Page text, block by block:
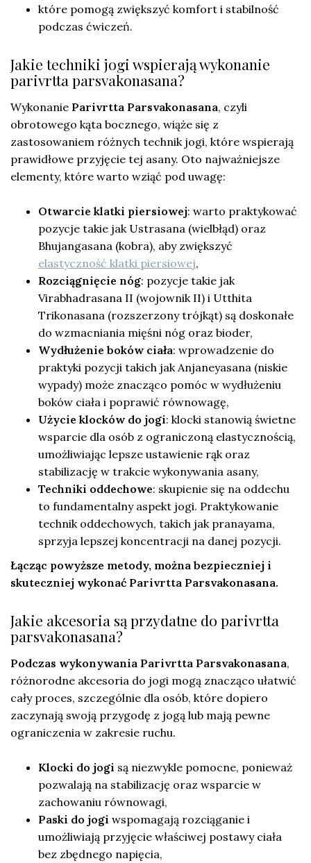
które pomogą zwiększyć komfort i stabilność
podczas ćwiczeń.
Jakie techniki jogi wspierają wykonanie
parivrtta parsvakonasana?
Wykonanie Parivrtta Parsvakonasana, czyli
obrotowego kąta bocznego, wiąże się z
zastosowaniem różnych technik jogi, które wspierają
prawidłowe przyjęcie tej asany. Oto najważniejsze
elementy, które warto wziąć pod uwagę:
Otwarcie klatki piersiowej: warto praktykować
pozycje takie jak Ustrasana (wielbłąd) oraz
Bhujangasana (kobra), aby zwiększyć
elastyczność klatki piersiowej,
Rozciągnięcie nóg: pozycje takie jak
Virabhadrasana II (wojownik II) i Utthita
Trikonasana (rozszerzony trójkąt) są doskonałe
do wzmacniania mięśni nóg oraz bioder,
Wydłużenie boków ciała: wprowadzenie do
praktyki pozycji takich jak Anjaneyasana (niskie
wypady) może znacząco pomóc w wydłużeniu
boków ciała i poprawić równowagę,
Użycie klocków do jogi: klocki stanowią świetne
wsparcie dla osób z ograniczoną elastycznością,
umożliwiając lepsze ustawienie rąk oraz
stabilizację w trakcie wykonywania asany,
Techniki oddechowe: skupienie się na oddechu
to fundamentalny aspekt jogi. Praktykowanie
technik oddechowych, takich jak pranayama,
sprzyja lepszej koncentracji na danej pozycji.
Łącząc powyższe metody, można bezpieczniej i
skuteczniej wykonać Parivrtta Parsvakonasana.
Jakie akcesoria są przydatne do parivrtta
parsvakonasana?
Podczas wykonywania Parivrtta Parsvakonasana,
różnorodne akcesoria do jogi mogą znacząco ułatwić
cały proces, szczególnie dla osób, które dopiero
zaczynają swoją przygodę z jogą lub mają pewne
ograniczenia w zakresie ruchu.
Klocki do jogi są niezwykle pomocne, ponieważ
pozwalają na stabilizację oraz wsparcie w
zachowaniu równowagi,
Paski do jogi wspomagają rozciąganie i
umożliwiają przyjęcie właściwej postawy ciała
bez zbędnego napięcia,